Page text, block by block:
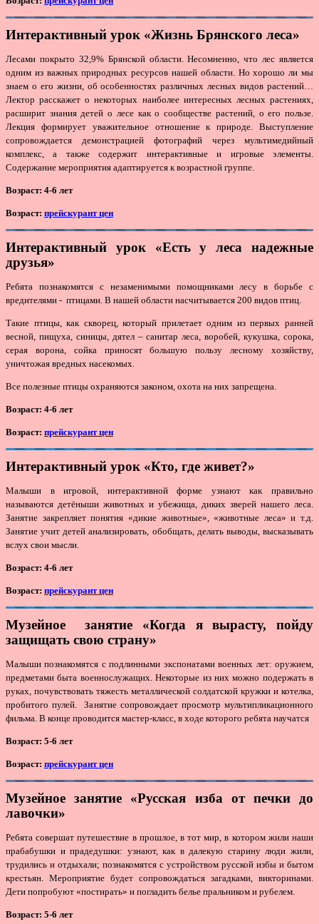
Интерактивный урок «Жизнь Брянского леса»
Лесами покрыто 32,9% Брянской области. Несомненно, что лес является
одним из важных природных ресурсов нашей области. Но хорошо ли мы
знаем о его жизни, об особенностях различных лесных видов растений…
Лектор расскажет о некоторых наиболее интересных лесных растениях,
расширит знания детей о лесе как о сообществе растений, о его пользе.
Лекция формирует уважительное отношение к природе. Выступление
сопровождается демонстрацией фотографий через мультимедийный
комплекс, а также содержит интерактивные и игровые элементы.
Содержание мероприятия адаптируется к возрастной группе.
Возраст: 4-6 лет
Возраст: прейскурант цен
Интерактивный урок «Есть у леса надежные
друзья»
Ребята познакомятся с незаменимыми помощниками лесу в борьбе с
вредителями - птицами. В нашей области насчитывается 200 видов птиц.
Такие птицы, как скворец, который прилетает одним из первых ранней
весной, пищуха, синицы, дятел – санитар леса, воробей, кукушка, сорока,
серая ворона, сойка приносят большую пользу лесному хозяйству,
уничтожая вредных насекомых.
Все полезные птицы охраняются законом, охота на них запрещена.
Возраст: 4-6 лет
Возраст: прейскурант цен
Интерактивный урок «Кто, где живет?»
Малыши в игровой, интерактивной форме узнают как правильно
называются детёныши животных и убежища, диких зверей нашего леса.
Занятие закрепляет понятия «дикие животные», «животные леса» и т.д.
Занятие учит детей анализировать, обобщать, делать выводы, высказывать
вслух свои мысли.
Возраст: 4-6 лет
Возраст: прейскурант цен
Музейное занятие «Когда я вырасту, пойду
защищать свою страну»
Малыши познакомятся с подлинными экспонатами военных лет: оружием,
предметами быта военнослужащих. Некоторые из них можно подержать в
руках, почувствовать тяжесть металлической солдатской кружки и котелка,
пробитого пулей. Занятие сопровождает просмотр мультипликационного
фильма. В конце проводится мастер-класс, в ходе которого ребята научатся
Возраст: 5-6 лет
Возраст: прейскурант цен
Музейное занятие «Русская изба от печки до
лавочки»
Ребята совершат путешествие в прошлое, в тот мир, в котором жили наши
прабабушки и прадедушки: узнают, как в далекую старину люди жили,
трудились и отдыхали; познакомятся с устройством русской избы и бытом
крестьян. Мероприятие будет сопровождаться загадками, викторинами.
Дети попробуют «постирать» и погладить белье пральником и рубелем.
Возраст: 5-6 лет